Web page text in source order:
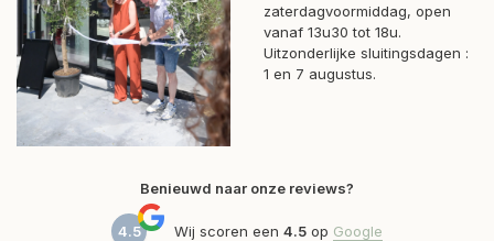
zaterdagvoormiddag, open
vanaf 13u30 tot 18u.
Uitzonderlijke sluitingsdagen :
1 en 7 augustus.
Benieuwd naar onze reviews?
4.5 Wij scoren een 4.5 op Google